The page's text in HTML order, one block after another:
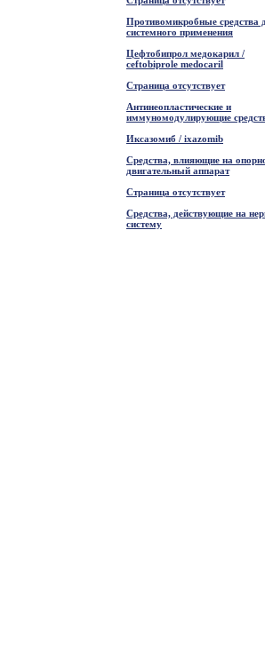
Противомикробные средства
системного применения
Цефтобипрол медокарил /
ceftobiprole medocaril
Страница отсутствует
Антинеопластические и
иммуномодулирующие
Иксазомиб / ixazomib
Средства, влияющие на
двигательный аппарат
Страница отсутствует
Средства, действующие на
систему